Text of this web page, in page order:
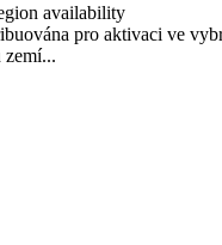
availability
pro aktivaci ve
zemí...